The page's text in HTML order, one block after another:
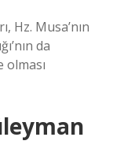
Hz. Musa’nın
da
olması